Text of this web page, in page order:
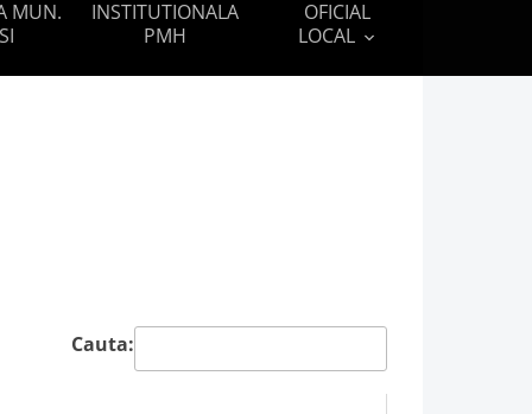
MUN.
INSTITUTIONALA
PMH
OFICIAL
LOCAL
Cauta: